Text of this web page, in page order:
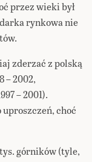
przez wieki był
rynkowa nie
zderzać z polską
– 2002,
– 2001).
choć
górników (tyle,